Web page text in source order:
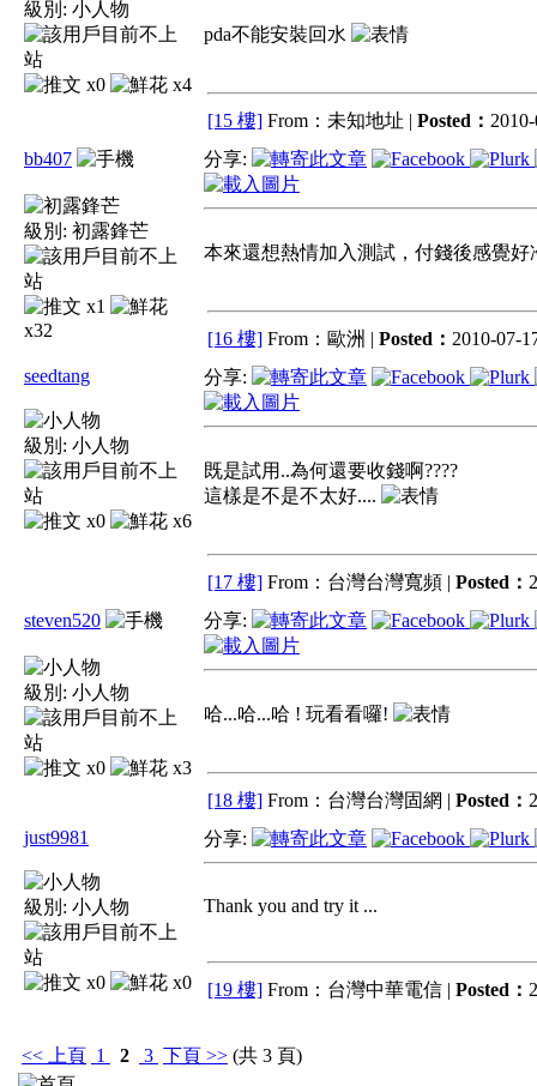
級別: 小人物
x0 x4
pda不能安裝回水
[15 樓] From：未知地址 | Posted：
bb407
級別: 初露鋒芒
x1
x32
分享:
本來還想熱情加入測試，付錢後感覺
[16 樓] From：歐洲 | Posted： 2010-07-
seedtang
級別: 小人物
x0 x6
分享:
既是試用..為何還要收錢啊????
這樣是不是不太好....
[17 樓] From：台灣台灣寬頻 | Posted：
steven520
級別: 小人物
x0 x3
分享:
哈...哈...哈 ! 玩看看囉!
[18 樓] From：台灣台灣固網 | Posted：
just9981
級別: 小人物
x0 x0
分享:
Thank you and try it ...
[19 樓] From：台灣中華電信 | Posted：
<< 上頁 1 2 3 下頁 >> (共 3 頁)